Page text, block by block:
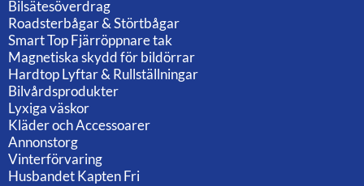
Bilsätesöverdrag
Roadsterbågar & Störtbågar
Smart Top Fjärröppnare tak
Magnetiska skydd för bildörrar
Hardtop Lyftar & Rullställningar
Bilvårdsprodukter
Lyxiga väskor
Kläder och Accessoarer
Annonstorg
Vinterförvaring
Husbandet Kapten Fri